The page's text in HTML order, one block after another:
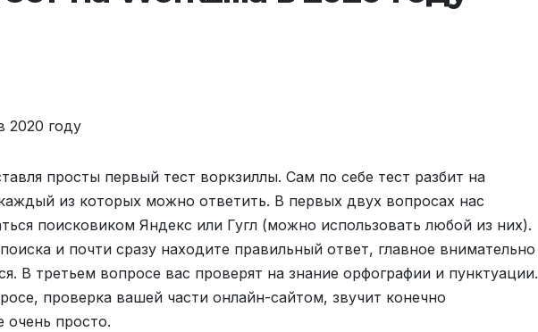
2020 году
просты первый тест воркзиллы. Сам по себе тест разбит на
из которых можно ответить. В первых двух вопросах нас
поисковиком Яндекс или Гугл (можно использовать любой из них).
и почти сразу находите правильный ответ, главное внимательно
В третьем вопросе вас проверят на знание орфографии и пунктуации.
проверка вашей части онлайн-сайтом, звучит конечно
очень просто.